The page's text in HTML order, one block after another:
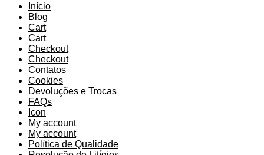
Início
Blog
Cart
Cart
Checkout
Checkout
Contatos
Cookies
Devoluções e Trocas
FAQs
Icon
My account
My account
Política de Qualidade